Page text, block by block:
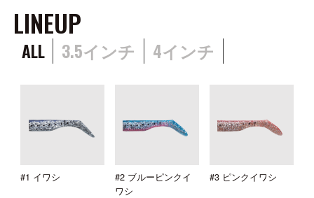
LINEUP
ALL 3.5インチ 4インチ
#1 イワシ
#2 ブルーピンクイ
ワシ
#3 ピンクイワシ